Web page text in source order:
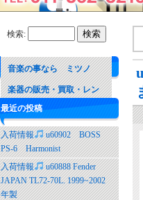
検索:
音楽の事なら ミツノ
楽器の販売・買取・レン
タル 音楽教室
最近の投稿
入荷情報
u60902 BOSS
PS-6 Harmonist
入荷情報
u60888 Fender
JAPAN TL72-70L. 1999~2002
年製